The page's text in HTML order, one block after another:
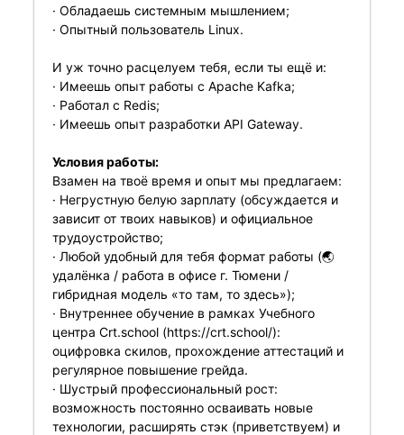
· Обладаешь системным мышлением;
· Опытный пользователь Linux.
И уж точно расцелуем тебя, если ты ещё и:
· Имеешь опыт работы c Apache Kafka;
· Работал с Redis;
· Имеешь опыт разработки API Gateway.
Условия работы:
Взамен на твоё время и опыт мы предлагаем:
· Негрустную белую зарплату (обсуждается и
зависит от твоих навыков) и официальное
трудоустройство;
· Любой удобный для тебя формат работы (🌏
удалёнка / работа в офисе г. Тюмени /
гибридная модель «то там, то здесь»);
· Внутреннее обучение в рамках Учебного
центра Crt.school (https://crt.school/):
оцифровка скилов, прохождение аттестаций и
регулярное повышение грейда.
· Шустрый профессиональный рост:
возможность постоянно осваивать новые
технологии, расширять стэк (приветствуем) и